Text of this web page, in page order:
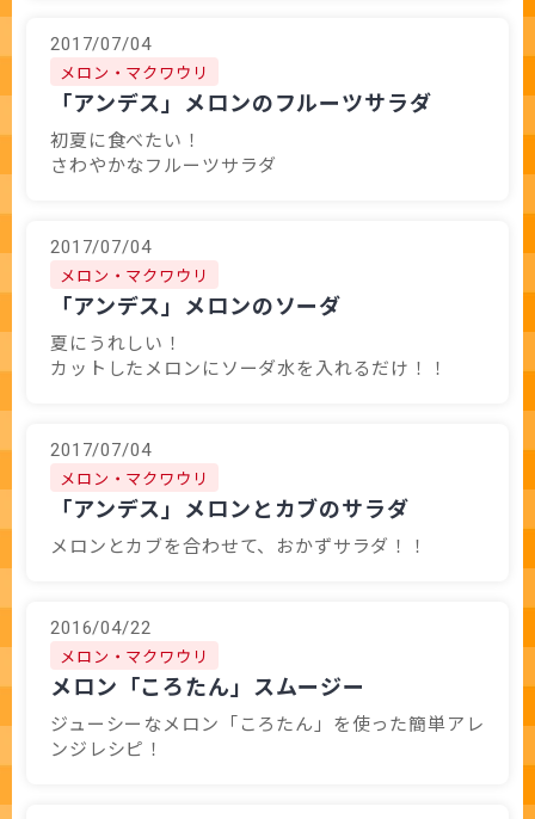
2017/07/04
メロン・マクワウリ
「アンデス」メロンのフルーツサラダ
初夏に食べたい！
さわやかなフルーツサラダ
2017/07/04
メロン・マクワウリ
「アンデス」メロンのソーダ
夏にうれしい！
カットしたメロンにソーダ水を入れるだけ！！
2017/07/04
メロン・マクワウリ
「アンデス」メロンとカブのサラダ
メロンとカブを合わせて、おかずサラダ！！
2016/04/22
メロン・マクワウリ
メロン「ころたん」スムージー
ジューシーなメロン「ころたん」を使った簡単アレ
ンジレシピ！